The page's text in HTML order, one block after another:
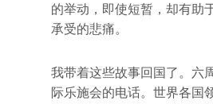
的举动，即使短暂，却有助
承受的悲痛。
我带着这些故事回国了。六
际乐施会的电话。世界各国